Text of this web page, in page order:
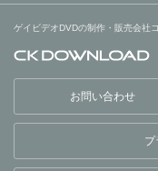
ゲイビデオDVDの制作・販売会社
ョンが運営する公式動画配
信サイト
お問い合わせ
プ